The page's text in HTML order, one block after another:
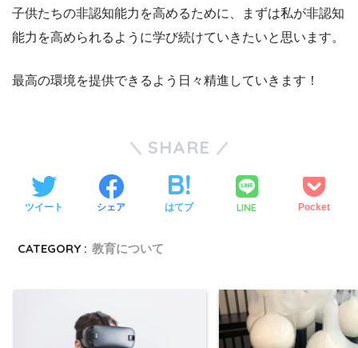
子供たちの非認知能力を高めるために、まずは私が非認知
能力を高められるように学び続けていきたいと思います。
最高の環境を提供できるよう日々精進していきます！
SHARE
ツイート シェア はてブ LINE Pocket
CATEGORY : 教育について